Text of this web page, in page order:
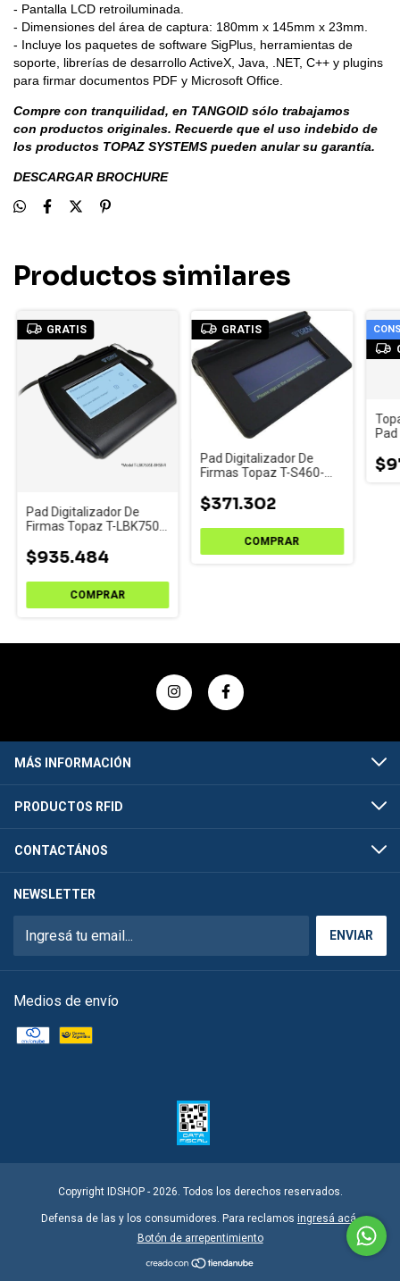
- Pantalla LCD retroiluminada.
- Dimensiones del área de captura: 180mm x 145mm x 23mm.
- Incluye los paquetes de software SigPlus, herramientas de
soporte, librerías de desarrollo ActiveX, Java, .NET, C++ y plugins
para firmar documentos PDF y Microsoft Office.
Compre con tranquilidad, en TANGOID sólo trabajamos
con productos originales. Recuerde que el uso indebido de
los productos TOPAZ SYSTEMS pueden anular su garantía.
DESCARGAR BROCHURE
Productos similares
GRATIS
Pad Digitalizador De
Firmas Topaz T-LBK750-
$935.484
GRATIS
Pad Digitalizador De
Firmas Topaz T-S460-
$371.302
MÁS INFORMACIÓN
PRODUCTOS RFID
CONTACTÁNOS
NEWSLETTER
Medios de envío
Copyright IDSHOP - 2026. Todos los derechos reservados.
Defensa de las y los consumidores. Para reclamos ingresá acá.
Botón de arrepentimiento